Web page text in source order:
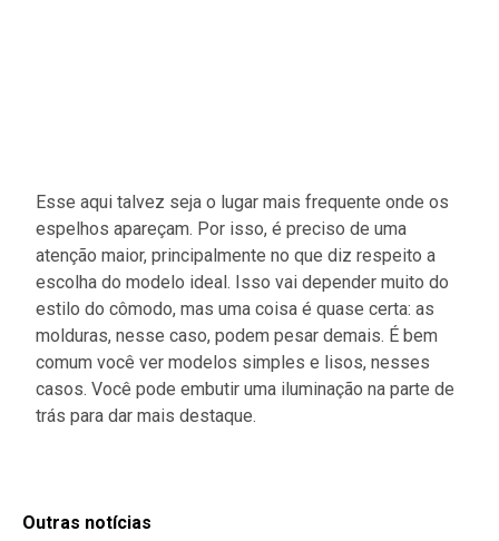
Outras notícias
Esse aqui talvez seja o lugar mais frequente onde os
espelhos apareçam. Por isso, é preciso de uma
atenção maior, principalmente no que diz respeito a
escolha do modelo ideal. Isso vai depender muito do
estilo do cômodo, mas uma coisa é quase certa: as
molduras, nesse caso, podem pesar demais. É bem
comum você ver modelos simples e lisos, nesses
casos. Você pode embutir uma iluminação na parte de
trás para dar mais destaque.